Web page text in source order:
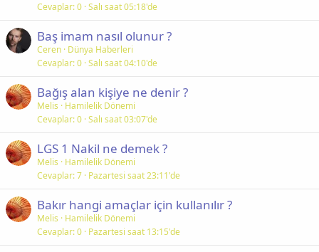
Cevaplar 0 Salı saat 05:18'de
Baş imam nasıl olunur ?
Ceren Dünya Haberleri
Cevaplar 0 Salı saat 04:10'de
Bağış alan kişiye ne denir ?
Melis
Hamilelik Dönemi
Cevaplar 0 Salı saat 03:07'de
LGS 1 Nakil ne demek ?
Melis
Hamilelik Dönemi
Cevaplar 7 Pazartesi saat 23:11'de
Bakır hangi amaçlar için kullanılır ?
Melis
Hamilelik Dönemi
Cevaplar 0 Pazartesi saat 13:15'de